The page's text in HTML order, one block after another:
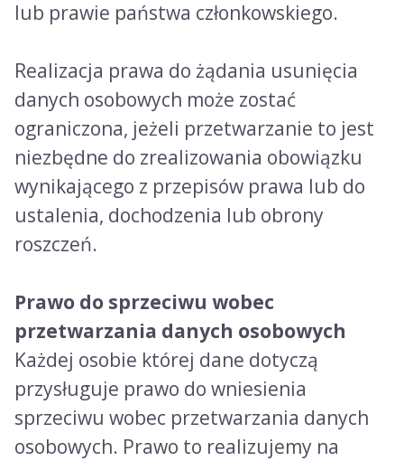
lub prawie państwa członkowskiego.
Realizacja prawa do żądania usunięcia
danych osobowych może zostać
ograniczona, jeżeli przetwarzanie to jest
niezbędne do zrealizowania obowiązku
wynikającego z przepisów prawa lub do
ustalenia, dochodzenia lub obrony
roszczeń.
Prawo do sprzeciwu wobec
przetwarzania danych osobowych
Każdej osobie której dane dotyczą
przysługuje prawo do wniesienia
sprzeciwu wobec przetwarzania danych
osobowych. Prawo to realizujemy na